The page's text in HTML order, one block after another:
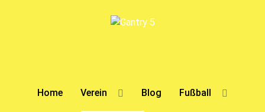
Home Verein Blog Fußball